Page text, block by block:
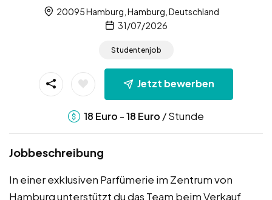
20095 Hamburg, Hamburg, Deutschland
31/07/2026
Studentenjob
Jetzt bewerben
18 Euro -18 Euro / Stunde
Jobbeschreibung
In einer exklusiven Parfümerie im Zentrum von
Hamburg unterstützt du das Team beim Verkauf